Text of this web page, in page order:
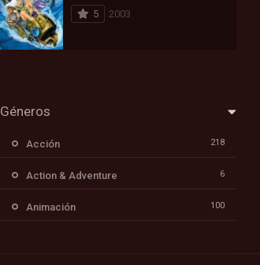
5
2003
Géneros
Acción 218
Action & Adventure 6
Animación 100